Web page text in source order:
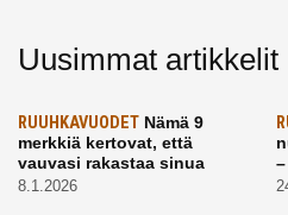
Uusimmat artikkelit
RUUHKAVUODET Nämä 9
merkkiä kertovat, että
vauvasi rakastaa sinua
8.1.2026